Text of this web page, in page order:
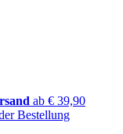
ab € 39,90
Bestellung